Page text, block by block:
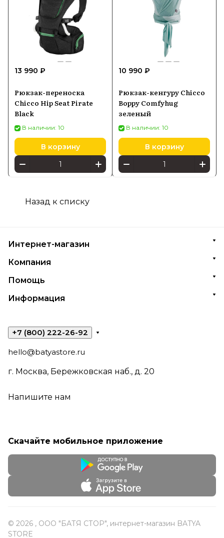
13 990 ₽
Рюкзак-переноска
Chicco Hip Seat Pirate
Black
В наличии: 10
В корзину
10 990 ₽
Рюкзак-кенгуру Chicco
Boppy Comfyhug
зеленый
В наличии: 10
В корзину
Назад к списку
Интернет-магазин
Компания
Помощь
Информация
+7 (800) 222-26-92
hello@batyastore.ru
г. Москва, Бережковская наб., д. 20
Напишите нам
Скачайте мобильное приложение
© 2026 , ООО "БАТЯ СТОР", интернет-магазин BATYA
STORE